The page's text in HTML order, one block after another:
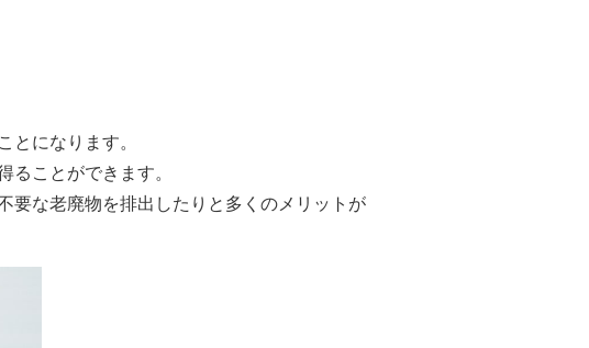
とになります。
ることができます。
要な老廃物を排出したりと多くのメリットが